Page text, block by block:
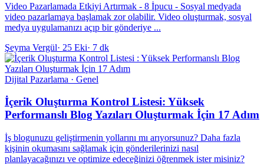
Video Pazarlamada Etkiyi Artırmak - 8 İpucu - Sosyal medyada
video pazarlamaya başlamak zor olabilir. Video oluşturmak, sosyal
medya uygulamanızı açıp bir gönderiye ...
Şeyma Vergül· 25 Eki· 7 dk
Dijital Pazarlama · Genel
İçerik Oluşturma Kontrol Listesi: Yüksek
Performanslı Blog Yazıları Oluşturmak İçin 17 Adım
İş blogunuzu geliştirmenin yollarını mı arıyorsunuz? Daha fazla
kişinin okumasını sağlamak için gönderilerinizi nasıl
planlayacağınızı ve optimize edeceğinizi öğrenmek ister misiniz?